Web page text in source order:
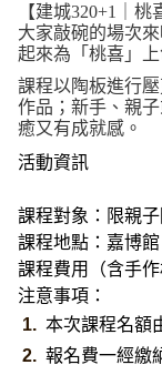
【建城320+1｜桃
大家敲碗的場次
起來為「桃喜」
課程以陶板進行
作品；新手、親
癒又有成就感。
活動資訊
課程對象：限親
課程地點：嘉博
課程費用（含手
注意事項：
本次課程名額
報名費一經繳